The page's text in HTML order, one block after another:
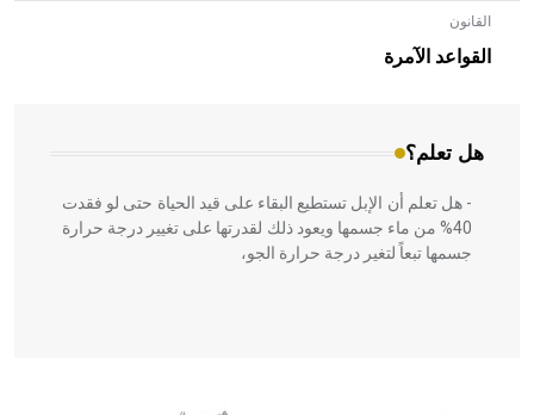
القانون
القواعد الآمرة
هل تعلم؟
- هل تعلم أن الأبلق نوع من الفنون الهندسية التي ارتبطت
بالعمارة الإسلامية في بلاد الشام ومصر خاصة، حيث يحرص
المعمار على بناء مداميكه وخاصة في الواجهات
- هل تعلم أن الإبل تستطيع البقاء على قيد الحياة حتى لو فقدت
40% من ماء جسمها ويعود ذلك لقدرتها على تغيير درجة حرارة
جسمها تبعاً لتغير درجة حرارة الجو،
الحكم، الأدلة، تنظيم التغذية، ورسالته في جروح الرأس. ويعود